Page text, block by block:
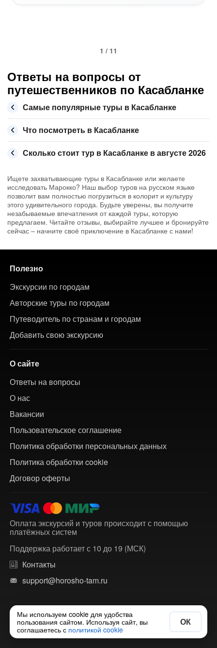
1 / 11
Ответы на вопросы от
путешественников по Касабланке
Самые популярные туры в Касабланке
Что посмотреть в Касабланке
Сколько стоит тур в Касабланке в августе 2026
Ищете захватывающие туры в Касабланке или желаете
исследовать Марокко? Наш выбор туров на русском языке
позволит вам полностью погрузиться в колорит и культуру
этого удивительного города. Будьте уверены, вы получите
незабываемые впечатления от каждой туры, которую
предлагаем. Читайте отзывы, выбирайте лучшее и бронируйте
сейчас – начните своё приключение в Касабланке с нами!
Полезно
Экскурсии по городам
Авторские туры по городам
Путеводитель по странам и городам
Добавить свою экскурсию
О сайте
Ответы на вопросы
О нас
Вакансии
Пользовательское соглашение
Политика обработки персональных данных
Политика обработки cookie
Договор оферты
Оплата экскурсий и туров происходит с помощью
платёжных систем
Поддержка работает с 10 до 19 (МСК)
Контакты
support@horosho-tam.ru
© 2018-2026 ХорошоТам — агрегатор экскурсий и
многодневных туров по России и зарубежью.
Мы используем cookie для удобства
пользования сайтом. Используя сайт, вы
соглашаетесь с политикой cookie
ОК